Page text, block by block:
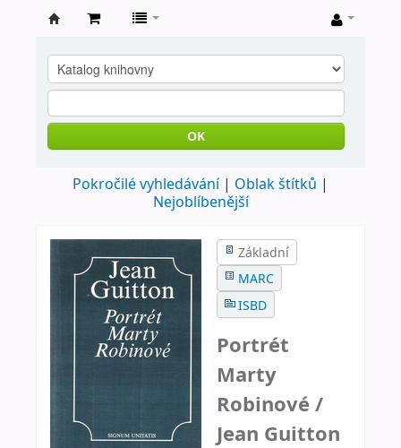
knihovna
Nové
Město
Metují
OK
Pokročilé vyhledávání
Oblak štítků
Nejoblíbenější
Základní
MARC
ISBD
Portrét
Marty
Robinové /
Jean Guitton